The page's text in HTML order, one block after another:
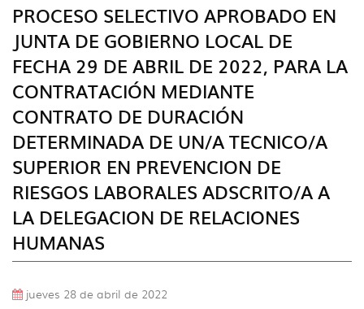
PROCESO SELECTIVO APROBADO EN
JUNTA DE GOBIERNO LOCAL DE
FECHA 29 DE ABRIL DE 2022, PARA LA
CONTRATACIÓN MEDIANTE
CONTRATO DE DURACIÓN
DETERMINADA DE UN/A TECNICO/A
SUPERIOR EN PREVENCION DE
RIESGOS LABORALES ADSCRITO/A A
LA DELEGACION DE RELACIONES
HUMANAS
jueves 28 de abril de 2022